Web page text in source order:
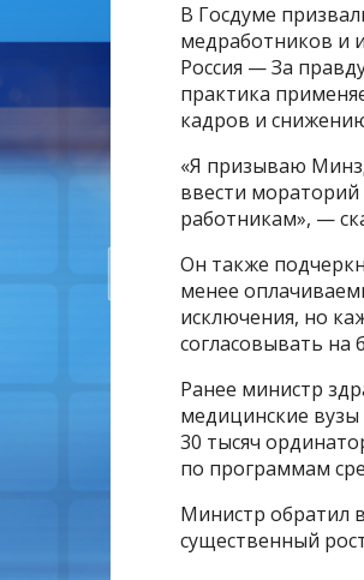
В Госдуме
медработников и
Россия — За
практика
кадров и
«Я призываю
ввести
работникам», —
Он также
менее
исключения, но
согласовывать на
Ранее министр
медицинские вузы
30 тысяч
по программам
Министр обратил
существенный